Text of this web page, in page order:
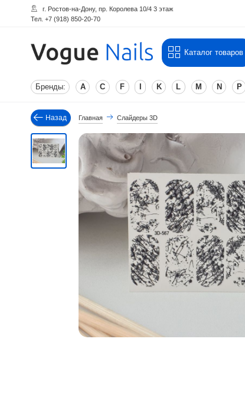
г. Ростов-на-Дону, пр. Королева 10/4 3 этаж
Тел. +7 (918) 850-20-70
Каталог товаров
Бренды: A C F K L M N P
Назад Главная Слайдеры 3D